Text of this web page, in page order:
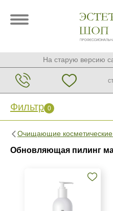
На старую версию
Фильтр 0
Очищающие косметические
Обновляющая пилинг
Фильтр 0